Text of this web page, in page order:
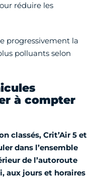
réduire les
progressivement la
polluants selon
à compter
classés, Crit’Air 5 et
dans l’ensemble
de l’autoroute
aux jours et horaires